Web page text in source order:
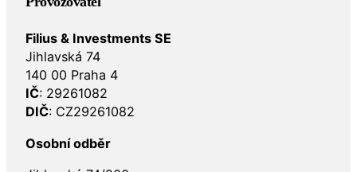
Filius & Investments SE
Jihlavská 74
140 00 Praha 4
IČ: 29261082
DIČ: CZ29261082
Osobní odběr